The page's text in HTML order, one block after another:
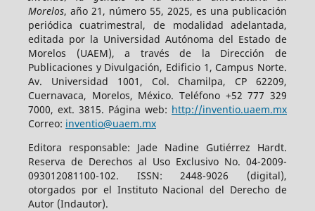
Morelos, año 21, número 55, 2025, es una publicación
periódica cuatrimestral, de modalidad adelantada,
editada por la Universidad Autónoma del Estado de
Morelos (UAEM), a través de la Dirección de
Publicaciones y Divulgación, Edificio 1, Campus Norte.
Av. Universidad 1001, Col. Chamilpa, CP 62209,
Cuernavaca, Morelos, México. Teléfono +52 777 329
7000, ext. 3815. Página web: http://inventio.uaem.mx
Correo: inventio@uaem.mx
Editora responsable: Jade Nadine Gutiérrez Hardt.
Reserva de Derechos al Uso Exclusivo No. 04-2009-
093012081100-102. ISSN: 2448-9026 (digital),
otorgados por el Instituto Nacional del Derecho de
Autor (Indautor).